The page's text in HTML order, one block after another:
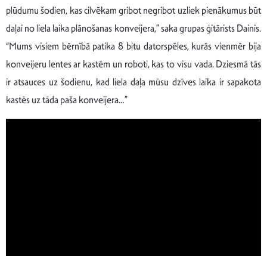
plūdumu šodien, kas cilvēkam gribot negribot uzliek pienākumus būt
daļai no liela laika plānošanas konveijera,” saka grupas ģitārists Dainis.
“Mums visiem bērnībā patika 8 bitu datorspēles, kurās vienmēr bija
konveijeru lentes ar kastēm un roboti, kas to visu vada. Dziesmā tās
ir atsauces uz šodienu, kad liela daļa mūsu dzīves laika ir sapakota
kastēs uz tāda paša konveijera…”